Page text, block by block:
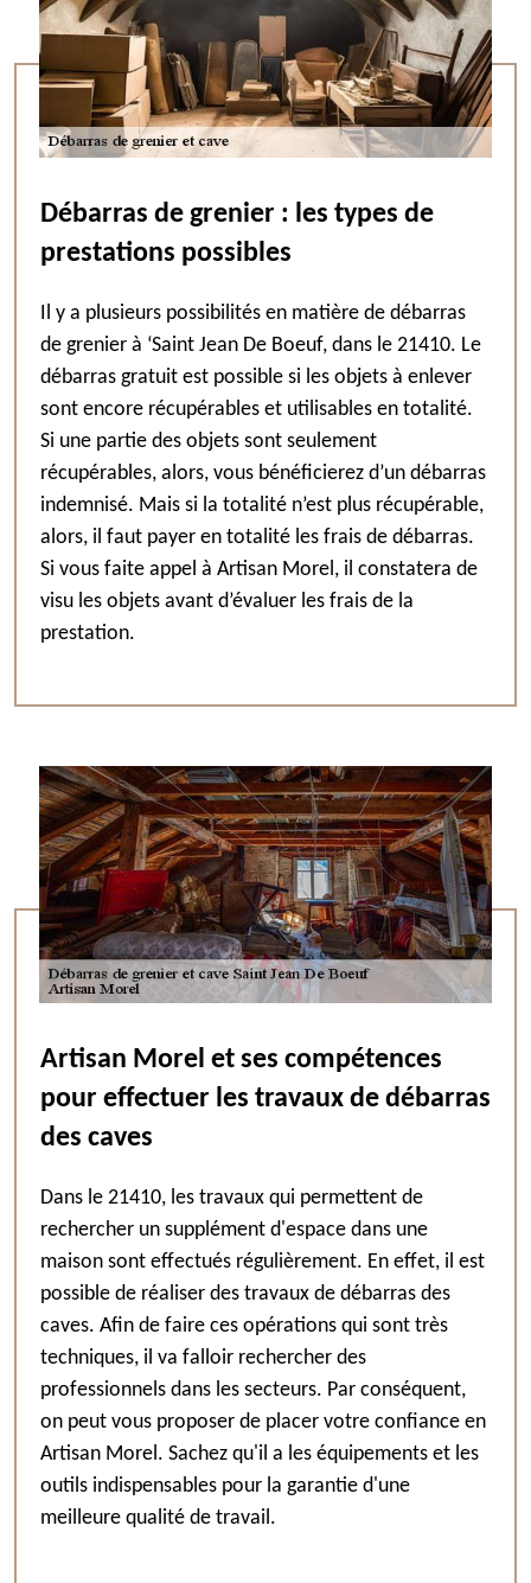
Débarras de grenier : les types de
prestations possibles
Il y a plusieurs possibilités en matière de débarras
de grenier à ‘Saint Jean De Boeuf, dans le 21410. Le
débarras gratuit est possible si les objets à enlever
sont encore récupérables et utilisables en totalité.
Si une partie des objets sont seulement
récupérables, alors, vous bénéficierez d’un débarras
indemnisé. Mais si la totalité n’est plus récupérable,
alors, il faut payer en totalité les frais de débarras.
Si vous faite appel à Artisan Morel, il constatera de
visu les objets avant d’évaluer les frais de la
prestation.
Artisan Morel et ses compétences
pour effectuer les travaux de débarras
des caves
Dans le 21410, les travaux qui permettent de
rechercher un supplément d'espace dans une
maison sont effectués régulièrement. En effet, il est
possible de réaliser des travaux de débarras des
caves. Afin de faire ces opérations qui sont très
techniques, il va falloir rechercher des
professionnels dans les secteurs. Par conséquent,
on peut vous proposer de placer votre confiance en
Artisan Morel. Sachez qu'il a les équipements et les
outils indispensables pour la garantie d'une
meilleure qualité de travail.